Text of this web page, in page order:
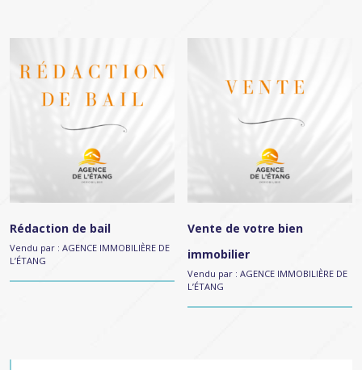
Rédaction de bail
Vendu par : AGENCE IMMOBILIÈRE DE
L’ÉTANG
Vente de votre bien
immobilier
Vendu par :AGENCE IMMOBILIÈRE DE
L’ÉTANG